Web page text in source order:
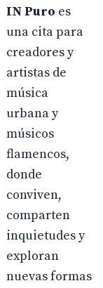
IN Puro es
una cita para
creadores y
artistas de
música
urbana y
músicos
flamencos,
donde
conviven,
comparten
inquietudes y
exploran
nuevas formas